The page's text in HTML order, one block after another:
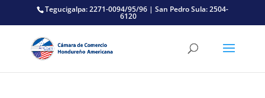
Tegucigalpa: 2271-0094/95/96 | San Pedro Sula: 2504-
6120